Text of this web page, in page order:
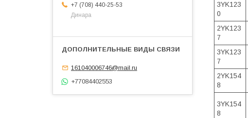
3YK123
0
2YK123
7
3YK123
7
2YK154
8
3YK154
8
+7 (708) 440-25-53
Динара
161040006746@mail.ru
+77084402553